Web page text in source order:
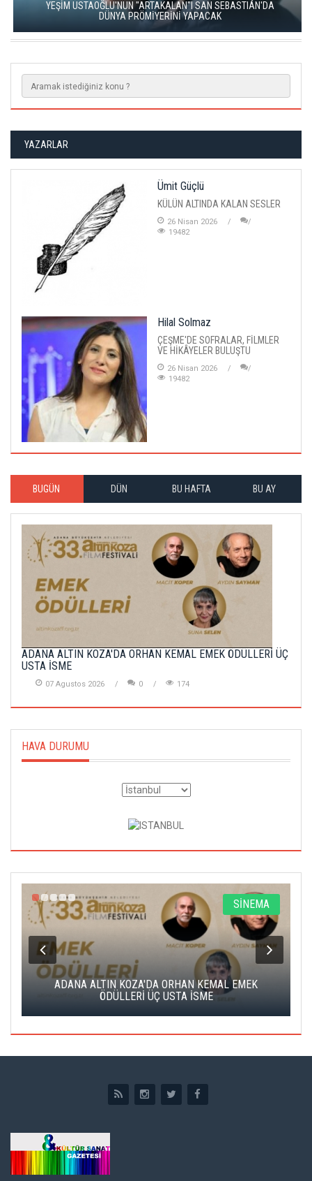
YEŞİM USTAOĞLU'NUN "ARTAKALAN"I SAN SEBASTIÁN'DA
DÜNYA PRÖMİYERİNİ YAPACAK
YAZARLAR
Ümit Güçlü
KÜLÜN ALTINDA KALAN SESLER
26 Nisan 2026
19482
Hilal Solmaz
ÇEŞME'DE SOFRALAR, FİLMLER
VE HİKÂYELER BULUŞTU
26 Nisan 2026
19482
BUGÜN DÜN BU HAFTA BU AY
ADANA ALTIN KOZA'DA ORHAN KEMAL EMEK ÖDÜLLERİ ÜÇ
USTA İSME
07 Agustos 2026 0 174
HAVA DURUMU
SİNEMA
ADANA ALTIN KOZA'DA ORHAN KEMAL EMEK
ÖDÜLLERİ ÜÇ USTA İSME